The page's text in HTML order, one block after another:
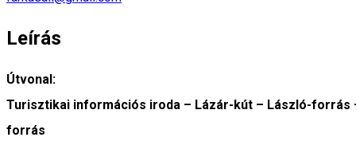
Leírás
Útvonal:
Turisztikai információs iroda – Lázár-kút – László-
forrás